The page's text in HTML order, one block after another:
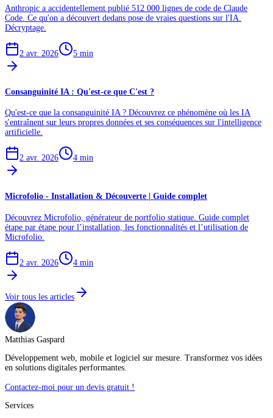
Anthropic a accidentellement publié 512 000 lignes de code de Claude
Code. Ce qu'on a découvert dedans pose de vraies questions sur l'IA.
Décryptage.
2 avr. 2026 5 min
Consanguinité IA : Qu'est-ce que C'est ?
Qu'est-ce que la consanguinité IA ? Découvrez ce phénomène où les IA
s'entraînent sur leurs propres données et ses conséquences sur l'intelligence
artificielle.
2 avr. 2026 4 min
Microfolio - Installation & Découverte | Guide complet
Découvrez Microfolio, générateur de portfolio statique. Guide complet
étape par étape pour l’installation, les fonctionnalités et l’utilisation de
Microfolio.
2 avr. 2026 4 min
Voir tous les articles
Matthias Gaspard
Développement web, mobile et logiciel sur mesure. Transformez vos idées
en solutions digitales performantes.
Contactez-moi pour un devis gratuit !
Services